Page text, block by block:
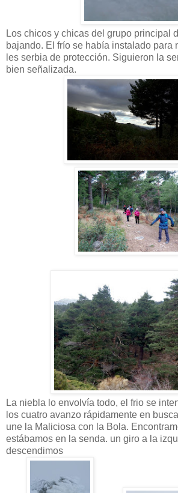
Los chicos y chicas del grupo principal
bajando. El frío se había instalado para
les serbia de protección. Siguieron la
bien señalizada.
La niebla lo envolvía todo, el frio se
los cuatro avanzo rápidamente en
une la Maliciosa con la Bola.
estábamos en la senda. un giro a la
descendimos